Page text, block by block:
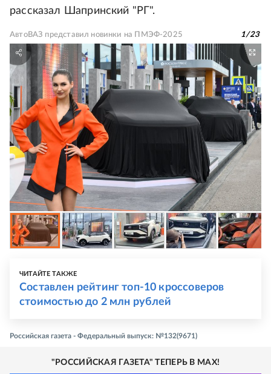
рассказал Шапринский "РГ".
АвтоВАЗ представил новинки на ПМЭФ-2025 1/23
ЧИТАЙТЕ ТАКЖЕ
Составлен рейтинг топ-10 кроссоверов
стоимостью до 2 млн рублей
Российская газета - Федеральный выпуск: №132(9671)
"РОССИЙСКАЯ ГАЗЕТА" ТЕПЕРЬ В MAX!